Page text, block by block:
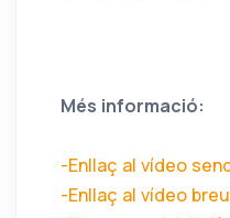
Més informació:
-Enllaç al vídeo
-Enllaç al vídeo